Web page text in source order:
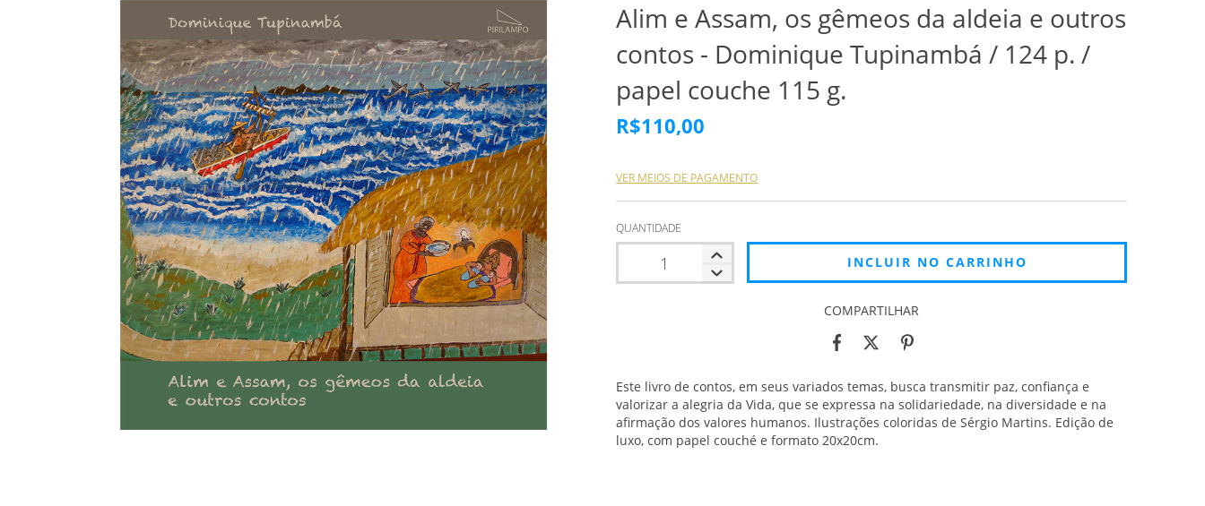
Alim e Assam, os gêmeos da aldeia e outros
contos - Dominique Tupinambá / 124 p. /
papel couche 115 g.
R$110,00
VER MEIOS DE PAGAMENTO
QUANTIDADE
COMPARTILHAR
Este livro de contos, em seus variados temas, busca transmitir paz, confiança e
valorizar a alegria da Vida, que se expressa na solidariedade, na diversidade e na
afirmação dos valores humanos. Ilustrações coloridas de Sérgio Martins. Edição de
luxo, com papel couché e formato 20x20cm.